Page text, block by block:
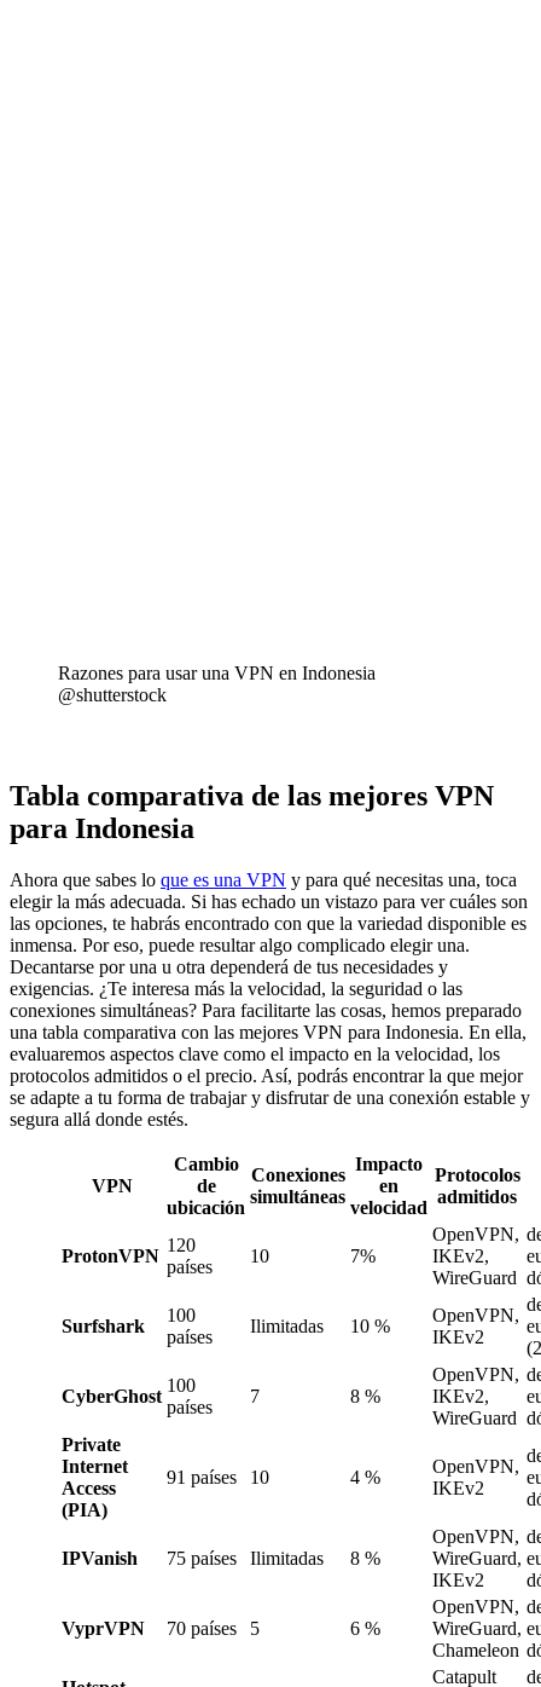
Razones para usar una VPN en Indonesia
@shutterstock
Tabla comparativa de las mejores VPN
para Indonesia
Ahora que sabes lo que es una VPN y para qué necesitas una, toca
elegir la más adecuada. Si has echado un vistazo para ver cuáles son
las opciones, te habrás encontrado con que la variedad disponible es
inmensa. Por eso, puede resultar algo complicado elegir una.
Decantarse por una u otra dependerá de tus necesidades y
exigencias. ¿Te interesa más la velocidad, la seguridad o las
conexiones simultáneas? Para facilitarte las cosas, hemos preparado
una tabla comparativa con las mejores VPN para Indonesia. En ella,
evaluaremos aspectos clave como el impacto en la velocidad, los
protocolos admitidos o el precio. Así, podrás encontrar la que mejor
se adapte a tu forma de trabajar y disfrutar de una conexión estable y
segura allá donde estés.
VPN
Cambio
de
ubicación
Conexiones
simultáneas
Impacto
en
velocidad
Protocolos
admitidos
ProtonVPN
120
países
10 7%
OpenVPN,
IKEv2,
WireGuard
Surfshark
100
países
Ilimitadas 10 %
OpenVPN,
IKEv2
CyberGhost
100
países
7 8 %
OpenVPN,
IKEv2,
WireGuard
Private
Internet
Access
(PIA)
91 países 10 4 %
OpenVPN,
IKEv2
IPVanish 75 países Ilimitadas 8 %
OpenVPN,
WireGuard,
IKEv2
VyprVPN 70 países 5 6 %
OpenVPN,
WireGuard,
Chameleon
Catapult